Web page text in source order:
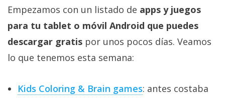
Empezamos con un listado de apps y juegos
para tu tablet o móvil Android que puedes
descargar gratis por unos pocos días. Veamos
lo que tenemos esta semana:
Kids Coloring & Brain games: antes costaba